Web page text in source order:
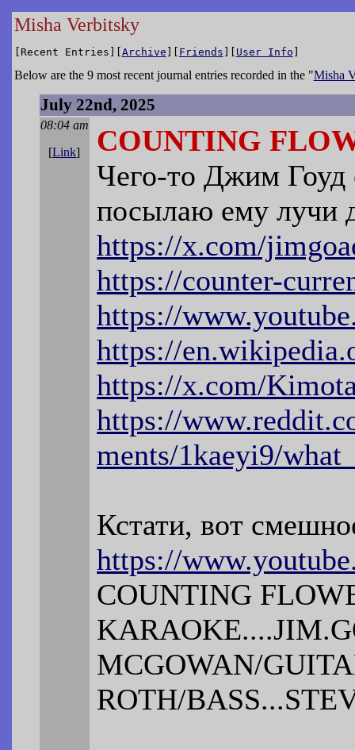
Misha Verbitsky
[Recent Entries][Archive ][ Friends ][ User Info ]
Below are the 9 most recent journal entries recorded in the "Misha
July 22nd, 2025
08:04 am
[Link]
COUNTING
Чего-то Джим Гоуд
посылаю ему лучи
https://x.com/
https://counter-
https://
https://
https://x.com/
https://
ments/1kaeyi9/
Кстати, вот
https://
COUNTING
MCGOWAN/
ROTH/